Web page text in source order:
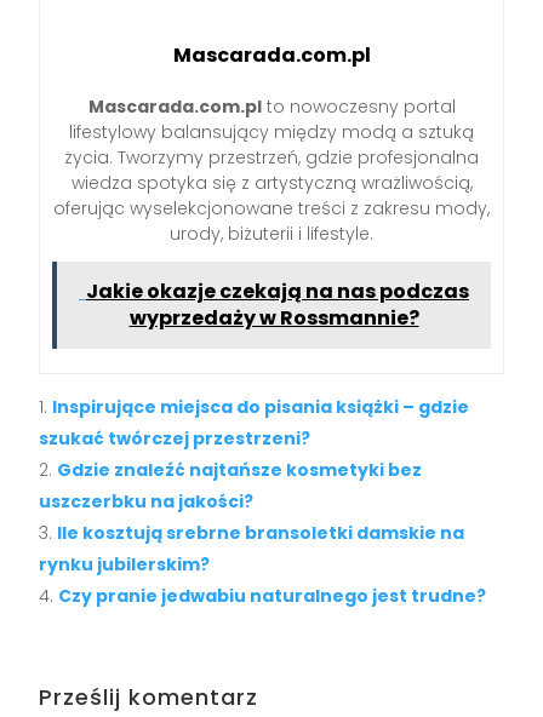
Mascarada.com.pl
Mascarada.com.plto nowoczesny portal
lifestylowy balansujący między modą a sztuką
życia. Tworzymy przestrzeń, gdzie profesjonalna
wiedza spotyka się z artystyczną wrażliwością,
oferując wyselekcjonowane treści z zakresu mody,
urody, biżuterii i lifestyle.
Jakie okazje czekają na nas podczas
wyprzedaży w Rossmannie?
Inspirujące miejsca do pisania książki – gdzie
szukać twórczej przestrzeni?
Gdzie znaleźć najtańsze kosmetyki bez
uszczerbku na jakości?
Ile kosztują srebrne bransoletki damskie na
rynku jubilerskim?
Czy pranie jedwabiu naturalnego jest trudne?
Prześlij komentarz